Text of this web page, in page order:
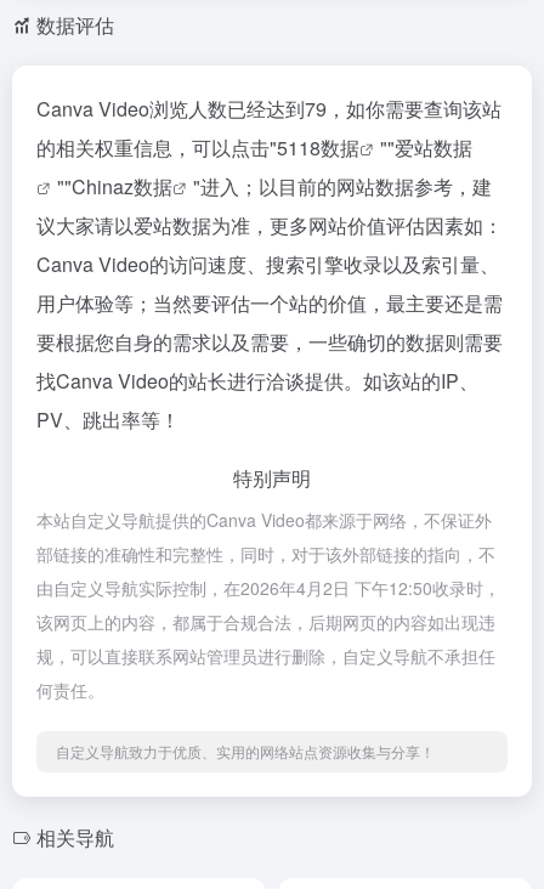
数据评估
Canva Video浏览人数已经达到79，如你需要查询该站
的相关权重信息，可以点击"5118数据 ""爱站数据
""Chinaz数据
"进入；以目前的网站数据参考，建
议大家请以爱站数据为准，更多网站价值评估因素如：
Canva Video的访问速度、搜索引擎收录以及索引量、
用户体验等；当然要评估一个站的价值，最主要还是需
要根据您自身的需求以及需要，一些确切的数据则需要
找Canva Video的站长进行洽谈提供。如该站的IP、
PV、跳出率等！
特别声明
本站自定义导航提供的Canva Video都来源于网络，不保证外
部链接的准确性和完整性，同时，对于该外部链接的指向，不
由自定义导航实际控制，在2026年4月2日 下午12:50收录时，
该网页上的内容，都属于合规合法，后期网页的内容如出现违
规，可以直接联系网站管理员进行删除，自定义导航不承担任
何责任。
自定义导航致力于优质、实用的网络站点资源收集与分享！
相关导航